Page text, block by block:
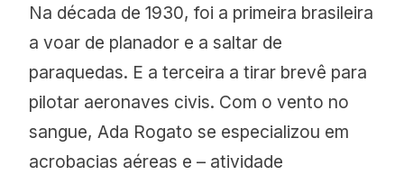
Na década de 1930, foi a primeira brasileira
a voar de planador e a saltar de
paraquedas. E a terceira a tirar brevê para
pilotar aeronaves civis. Com o vento no
sangue, Ada Rogato se especializou em
acrobacias aéreas e – atividade